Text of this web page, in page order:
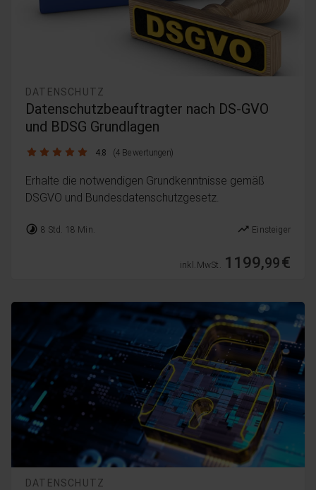
DATENSCHUTZ
Datenschutzbeauftragter nach DS-GVO
und BDSG Grundlagen
4.8 / 5 4.8 (4 Bewertungen)
Erhalte die notwendigen Grundkenntnisse gemäß
DSGVO und Bundesdatenschutzgesetz.
timelapse 8 Std. 18 Min. trending_up Einsteiger
inkl. MwSt. 1199,99€
DATENSCHUTZ